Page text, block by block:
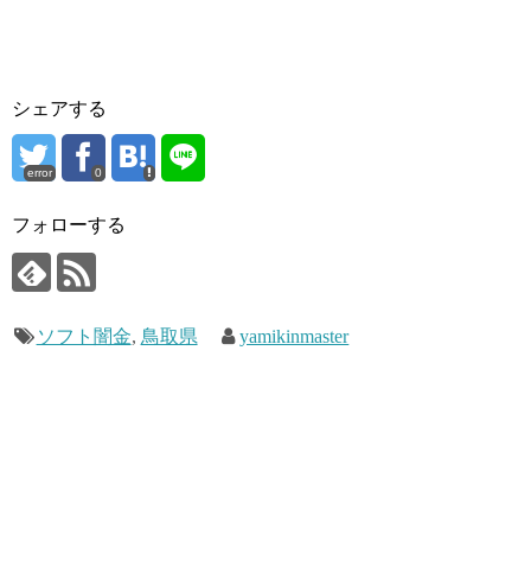
シェアする
error 0
フォローする
ソフト闇金, 鳥取県 yamikinmaster